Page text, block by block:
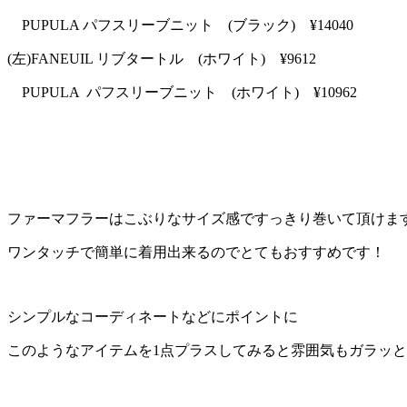
PUPULA パフスリーブニット (ブラック) ¥14040
(左)FANEUIL リブタートル (ホワイト) ¥9612
PUPULA パフスリーブニット (ホワイト) ¥10962
ファーマフラーはこぶりなサイズ感ですっきり巻いて頂けま
ワンタッチで簡単に着用出来るのでとてもおすすめです！
シンプルなコーディネートなどにポイントに
このようなアイテムを1点プラスしてみると雰囲気もガラッ